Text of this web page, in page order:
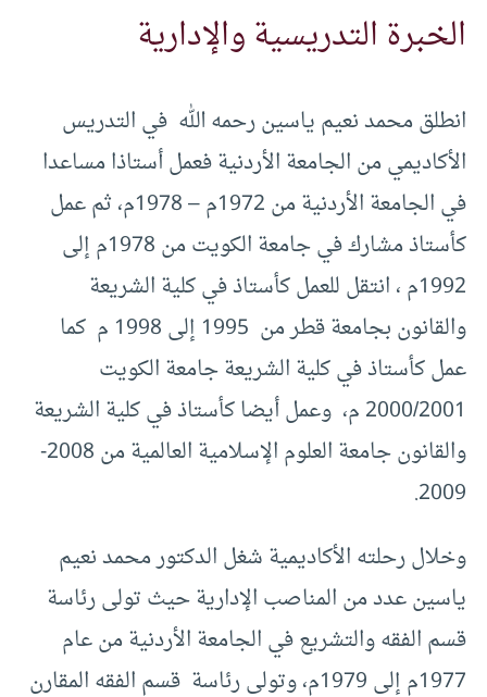
الخبرة التدريسية والإدارية
انطلق محمد نعيم ياسين رحمه الله في التدريس
الأكاديمي من الجامعة الأردنية فعمل أستاذا مساعدا
في الجامعة الأردنية من 1972م – 1978م، ثم عمل
كأستاذ مشارك في جامعة الكويت من 1978م إلى
1992م ، انتقل للعمل كأستاذ في كلية الشريعة
والقانون بجامعة قطر من 1995 إلى 1998 م كما
عمل كأستاذ في كلية الشريعة جامعة الكويت
2000/2001 م، وعمل أيضا كأستاذ في كلية الشريعة
والقانون جامعة العلوم الإسلامية العالمية من 2008-
2009.
وخلال رحلته الأكاديمية شغل الدكتور محمد نعيم
ياسين عدد من المناصب الإدارية حيث تولى رئاسة
قسم الفقه والتشريع في الجامعة الأردنية من عام
1977م إلى 1979م، وتولى رئاسة قسم الفقه المقارن